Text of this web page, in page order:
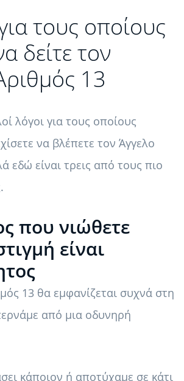
τους οποίους
δείτε τον
13
λόγοι για τους οποίους
να βλέπετε τον Άγγελο
εδώ είναι τρεις από τους πιο
που νιώθετε
είναι
13 θα εμφανίζεται συχνά στη
από μια οδυνηρή
κάποιον ή αποτύχαμε σε κάτι